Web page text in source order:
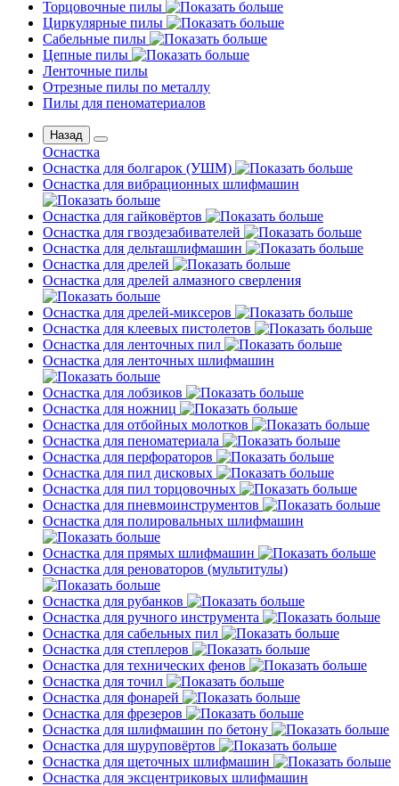
Торцовочные пилы
Циркулярные пилы
Сабельные пилы
Цепные пилы
Ленточные пилы
Отрезные пилы по металлу
Пилы для пеноматериалов
Назад
Оснастка
Оснастка для болгарок (УШМ)
Оснастка для вибрационных шлифмашин
Оснастка для гайковёртов
Оснастка для гвоздезабивателей
Оснастка для дельташлифмашин
Оснастка для дрелей
Оснастка для дрелей алмазного сверления
Оснастка для дрелей-миксеров
Оснастка для клеевых пистолетов
Оснастка для ленточных пил
Оснастка для ленточных шлифмашин
Оснастка для лобзиков
Оснастка для ножниц
Оснастка для отбойных молотков
Оснастка для пеноматериала
Оснастка для перфораторов
Оснастка для пил дисковых
Оснастка для пил торцовочных
Оснастка для пневмоинструментов
Оснастка для полировальных шлифмашин
Оснастка для прямых шлифмашин
Оснастка для реноваторов (мультитулы)
Оснастка для рубанков
Оснастка для ручного инструмента
Оснастка для сабельных пил
Оснастка для степлеров
Оснастка для технических фенов
Оснастка для точил
Оснастка для фонарей
Оснастка для фрезеров
Оснастка для шлифмашин по бетону
Оснастка для шуруповёртов
Оснастка для щеточных шлифмашин
Оснастка для эксцентриковых шлифмашин